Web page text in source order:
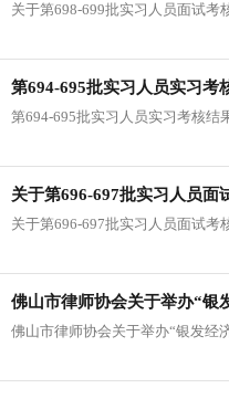
关于第698-699批实习人员面试考
第694-695批实习人员实习考
第694-695批实习人员实习考核结
关于第696-697批实习人员面
关于第696-697批实习人员面试考
佛山市律师协会关于举办“银
座的通知
佛山市律师协会关于举办“银发经